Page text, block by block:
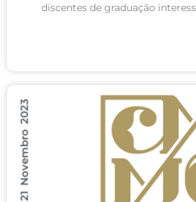
discentes de graduação
21 Novembro 2023